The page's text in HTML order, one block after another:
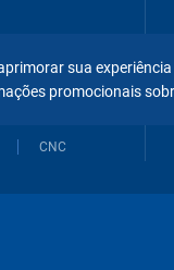
CNC
sua
promocionais